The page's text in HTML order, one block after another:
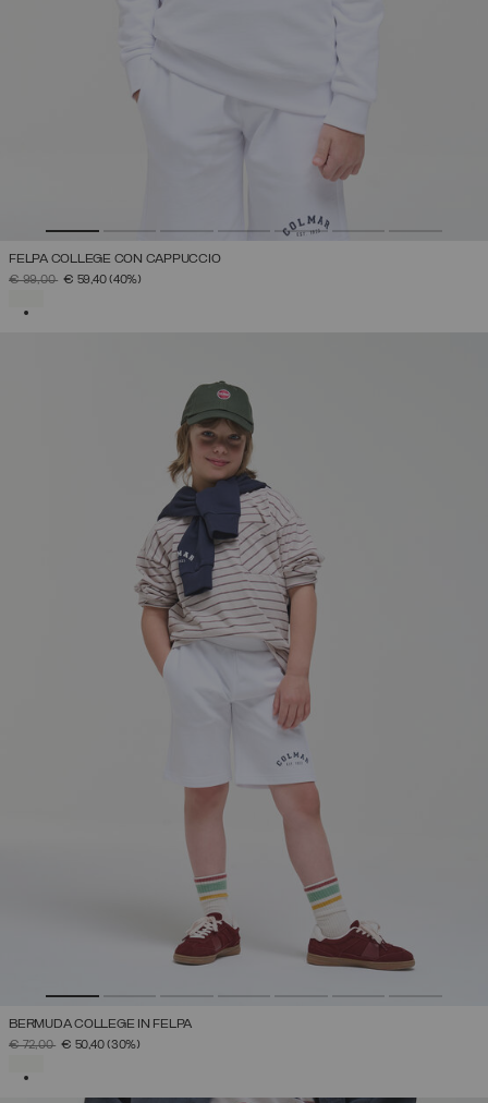
FELPA COLLEGE CON CAPPUCCIO
PREZZO RIDOTTO DA
€ 99,00A€ 59,40(40%)
BERMUDA COLLEGE IN FELPA
PREZZO RIDOTTO DA
€ 72,00A€ 50,40(30%)